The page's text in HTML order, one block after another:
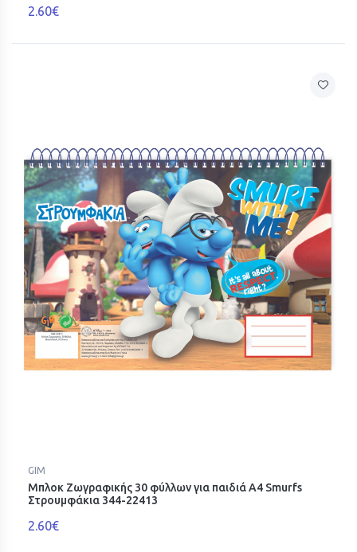
2.60€
GIM
Μπλοκ Ζωγραφικής 30 φύλλων για παιδιά Α4 Smurfs
Στρουμφάκια 344-22413
2.60€